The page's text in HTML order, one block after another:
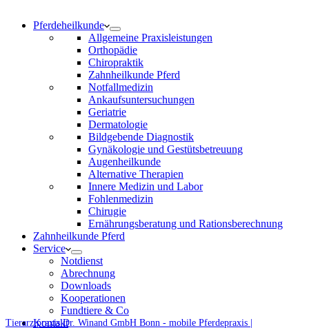
Pferdeheilkunde
Allgemeine Praxisleistungen
Orthopädie
Chiropraktik
Zahnheilkunde Pferd
Notfallmedizin
Ankaufsuntersuchungen
Geriatrie
Dermatologie
Bildgebende Diagnostik
Gynäkologie und Gestütsbetreuung
Augenheilkunde
Alternative Therapien
Innere Medizin und Labor
Fohlenmedizin
Chirugie
Ernährungsberatung und Rationsberechnung
Zahnheilkunde Pferd
Service
Notdienst
Abrechnung
Downloads
Kooperationen
Fundtiere & Co
Kontakt
Tierarztpraxis Dr. Winand GmbH Bonn - mobile Pferdepraxis |